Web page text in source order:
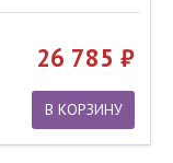
26 785
В КОРЗИНУ